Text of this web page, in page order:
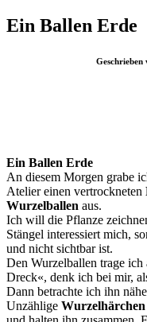
Ein Ballen Erde
Geschrieben
Ein Ballen Erde
An diesem Morgen grabe
Atelier einen vertrockneten
Wurzelballen aus.
Ich will die Pflanze
Stängel interessiert mich,
und nicht sichtbar ist.
Den Wurzelballen trage
Dreck«, denk ich bei mir,
Dann betrachte ich ihn
Unzählige Wurzelhärchen